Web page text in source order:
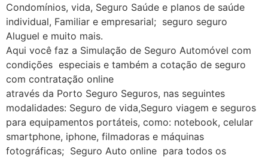
Condomínios, vida, Seguro Saúde e planos de saúde
individual, Familiar e empresarial; seguro seguro
Aluguel e muito mais.
Aqui você faz a Simulação de Seguro Automóvel com
condições especiais e também a cotação de seguro
com contratação online
através da Porto Seguro Seguros, nas seguintes
modalidades: Seguro de vida,Seguro viagem e seguros
para equipamentos portáteis, como: notebook, celular
smartphone, iphone, filmadoras e máquinas
fotográficas; Seguro Auto online para todos os